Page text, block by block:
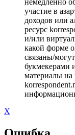
немедленно
участие в
доходов или
ресурс
и/или
какой форме
связаны/
букмекерами
материалы
X